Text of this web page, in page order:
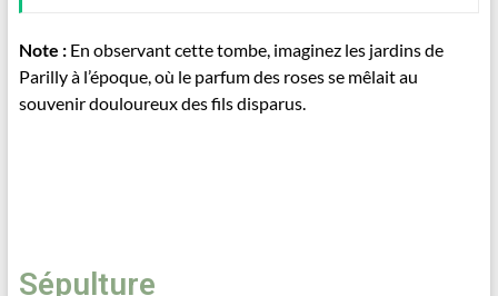
Note :En observant cette tombe, imaginez les jardins de
Parilly à l’époque, où le parfum des roses se mêlait au
souvenir douloureux des fils disparus.
Sépulture